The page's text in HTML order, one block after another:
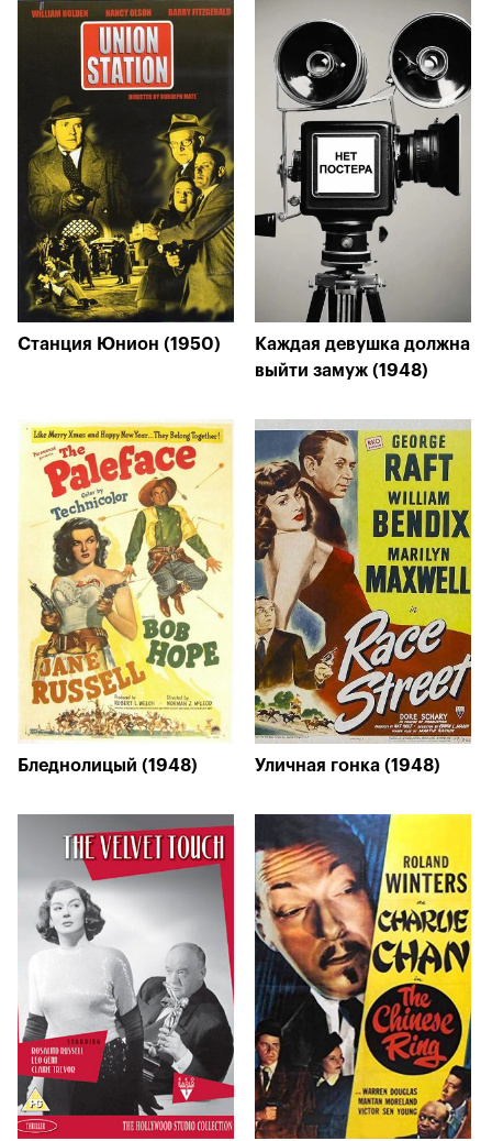
Станция Юнион (1950)
Каждая девушка должна
выйти замуж (1948)
Бледнолицый (1948) Уличная гонка (1948)